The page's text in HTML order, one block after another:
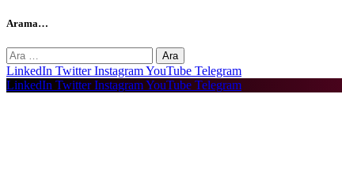
Arama…
Arama:
LinkedIn Twitter InstagramYouTube Telegram
LinkedIn Twitter InstagramYouTube Telegram